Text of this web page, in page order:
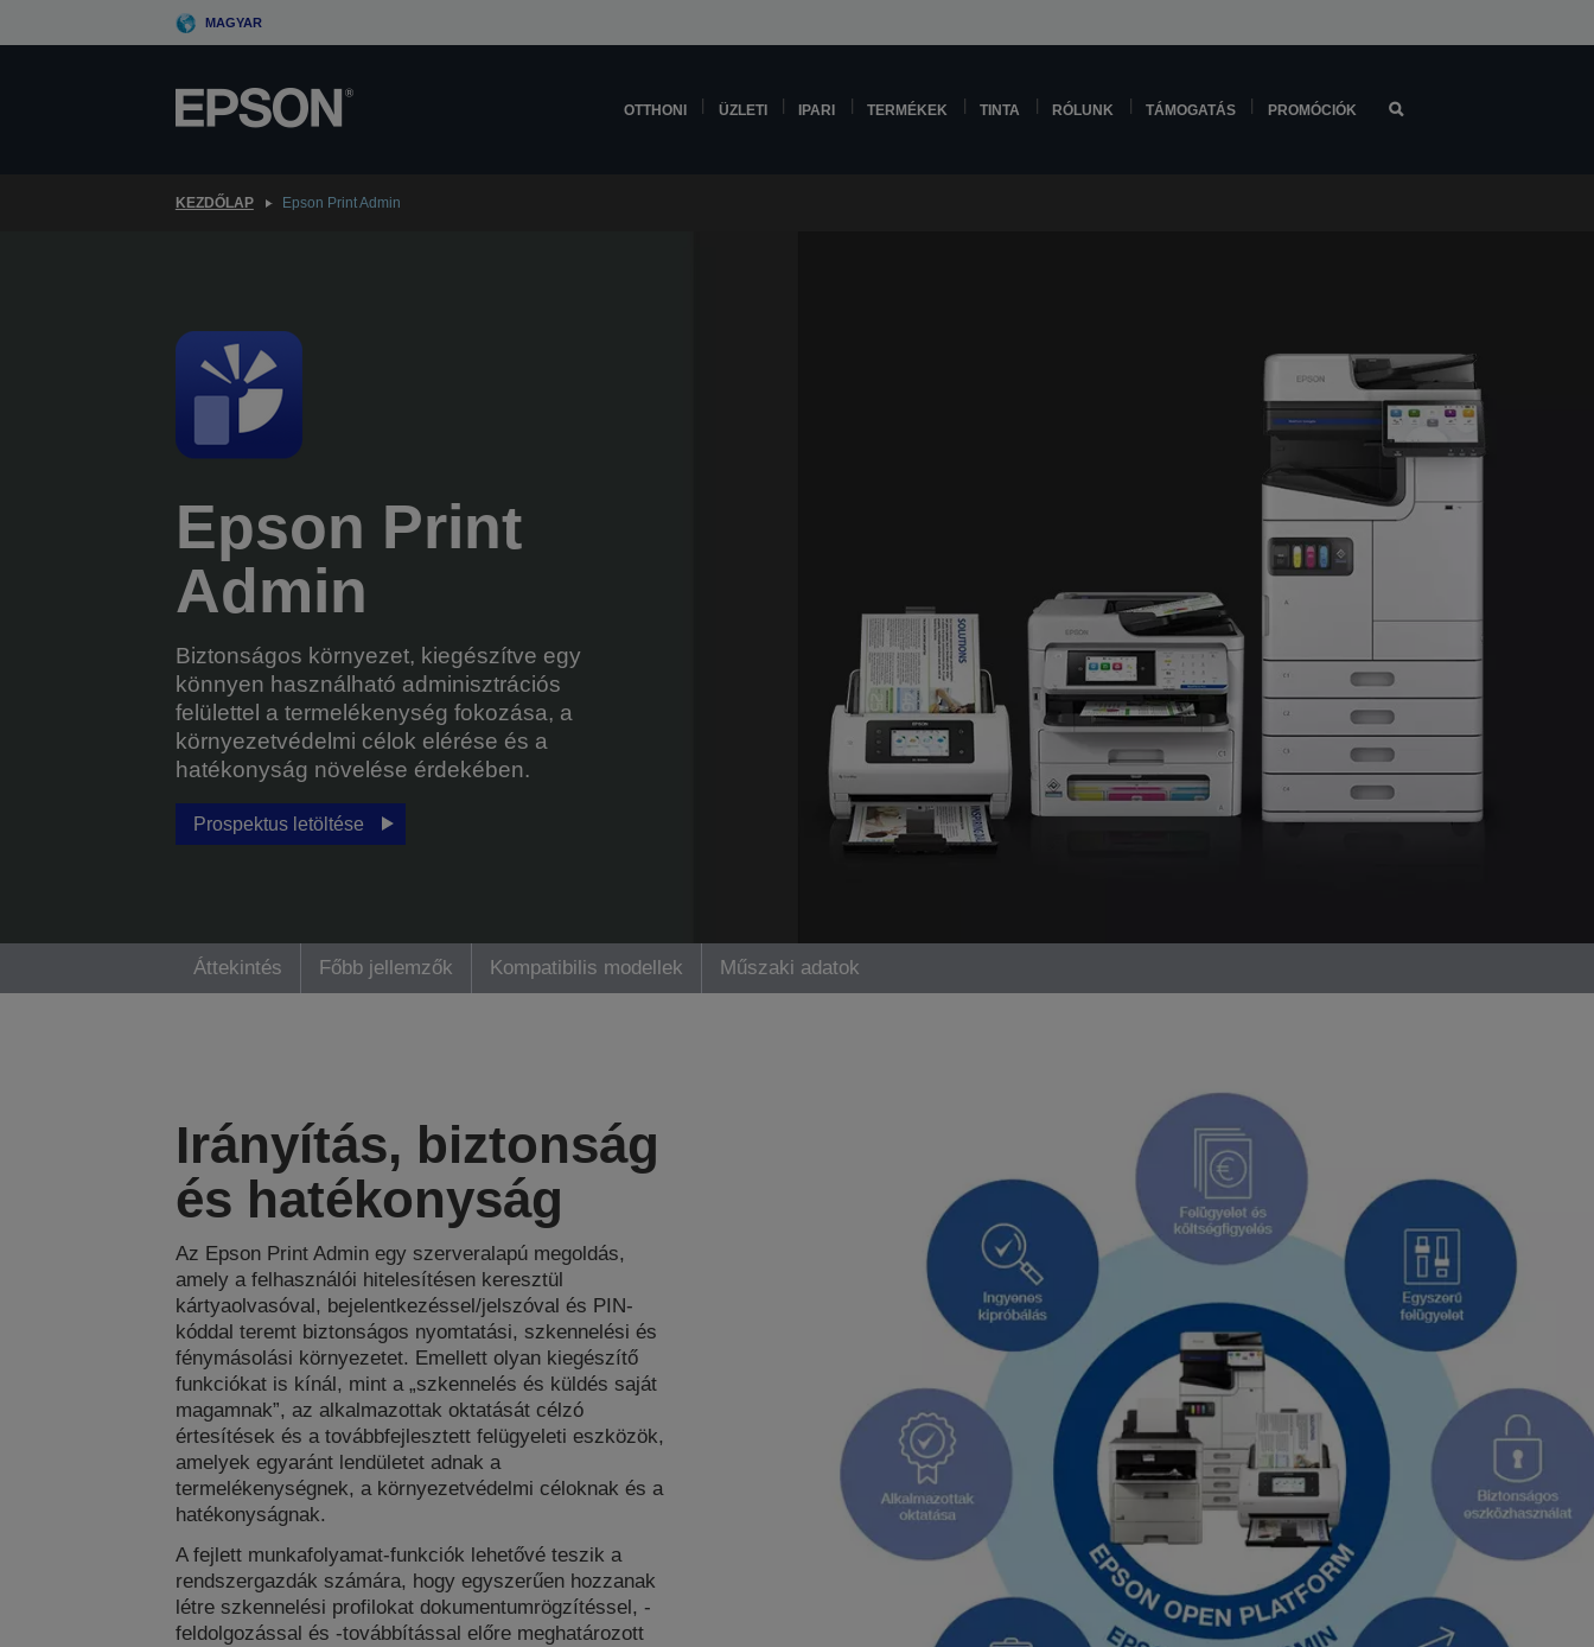
to
MAGYAR
OTTHONI ÜZLETI IPARI TERMÉKEK TINTA RÓLUNK TÁMOGATÁS PROMÓCIÓK
KEZDŐLAP Epson Print Admin
Epson Print
Admin
Biztonságos környezet, kiegészítve egy
könnyen használható adminisztrációs
felülettel a termelékenység fokozása, a
környezetvédelmi célok elérése és a
hatékonyság növelése érdekében.
Prospektus letöltése
Áttekintés Főbb jellemzők Kompatibilis modellek Műszaki adatok
Irányítás, biztonság
és hatékonyság
Az Epson Print Admin egy szerveralapú megoldás,
amely a felhasználói hitelesítésen keresztül
kártyaolvasóval, bejelentkezéssel/jelszóval és PIN-
kóddal teremt biztonságos nyomtatási, szkennelési és
fénymásolási környezetet. Emellett olyan kiegészítő
funkciókat is kínál, mint a „szkennelés és küldés saját
magamnak”, az alkalmazottak oktatását célzó
értesítések és a továbbfejlesztett felügyeleti eszközök,
amelyek egyaránt lendületet adnak a
termelékenységnek, a környezetvédelmi céloknak és a
hatékonyságnak.
A fejlett munkafolyamat-funkciók lehetővé teszik a
rendszergazdák számára, hogy egyszerűen hozzanak
létre szkennelési profilokat dokumentumrögzítéssel, -
feldolgozással és -továbbítással előre meghatározott